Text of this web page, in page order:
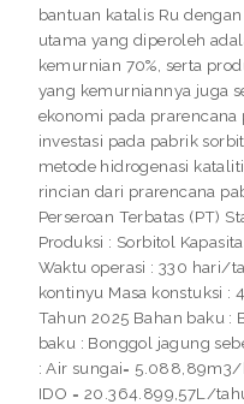
bantuan katalis Ru
utama yang diperoleh
kemurnian 70%, serta
yang kemurniannya juga
ekonomi pada
investasi pada pabrik
metode hidrogenasi
rincian dari prarencana
Perseroan Terbatas (PT)
Produksi : Sorbitol
Waktu operasi : 330 hari/
kontinyu Masa konstuksi :
Tahun 2025 Bahan baku :
baku : Bonggol jagung
: Air sungai= 5.088,89m3/
IDO = 20.364.899,57L/